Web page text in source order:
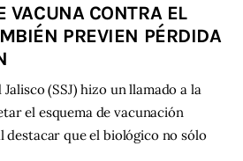
VACUNA CONTRA EL
PREVIEN PÉRDIDA
(SSJ) hizo un llamado a la
el esquema de vacunación
destacar que el biológico no sólo